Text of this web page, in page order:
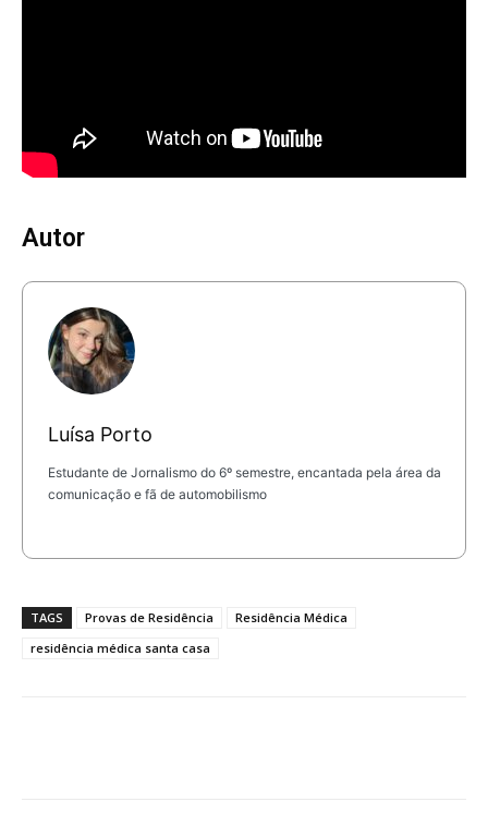
Autor
Luísa Porto
Estudante de Jornalismo do 6º semestre, encantada pela área da
comunicação e fã de automobilismo
TAGS Provas de Residência
Residência Médica
residência médica santa casa